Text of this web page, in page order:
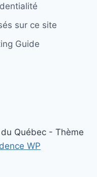
sur ce site
Guide
Québec - Thème
WP